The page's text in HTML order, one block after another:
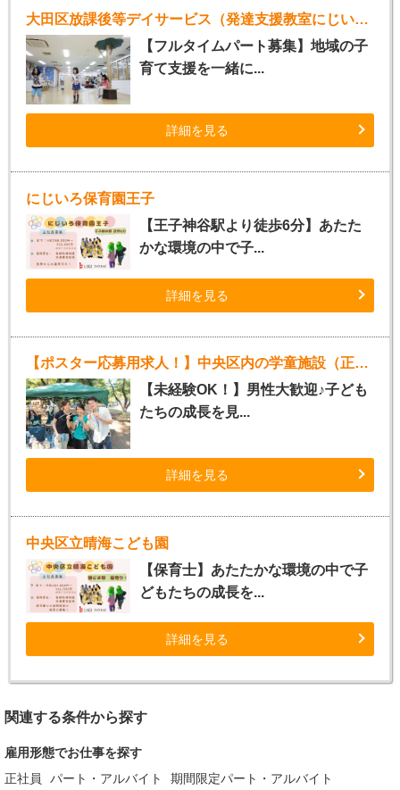
大田区放課後等デイサービス（発達支援教室にじいろLabo池上）
【フルタイムパート募集】地域の子
育て支援を一緒に...
詳細を見る
にじいろ保育園王子
【王子神谷駅より徒歩6分】あたた
かな環境の中で子...
詳細を見る
【ポスター応募用求人！】中央区内の学童施設（正社員）
【未経験OK！】男性大歓迎♪子ども
たちの成長を見...
詳細を見る
中央区立晴海こども園
【保育士】あたたかな環境の中で子
どもたちの成長を...
詳細を見る
関連する条件から探す
雇用形態でお仕事を探す
正社員
パート・アルバイト 期間限定パート・アルバイト